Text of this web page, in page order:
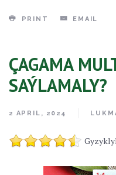
PRINT EMAIL
ÇAGAMA
SAÝLAMALY?
2 APRIL, 2024